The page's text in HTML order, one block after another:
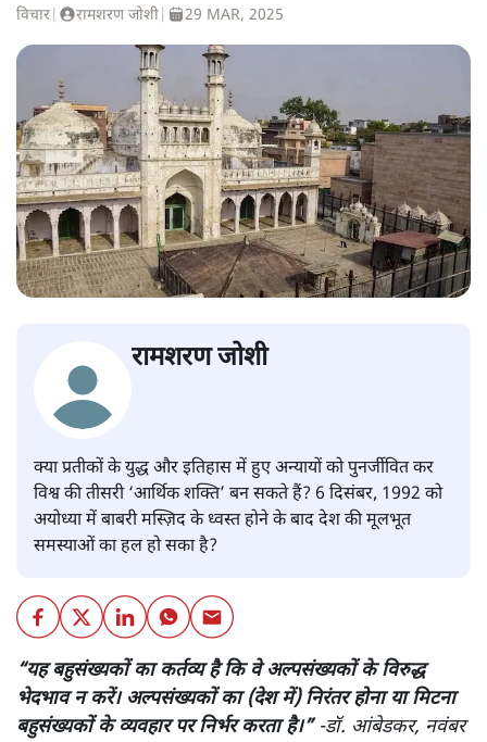
विचार रामशरण जोशी 29 MAR, 2025
रामशरण जोशी
क्या प्रतीकों के युद्ध और इतिहास में हुए अन्यायों को पुनर्जीवित कर
विश्व की तीसरी ‘आर्थिक शक्ति’ बन सकते हैं? 6 दिसंबर, 1992 को
अयोध्या में बाबरी मस्ज़िद के ध्वस्त होने के बाद देश की मूलभूत
समस्याओं का हल हो सका है?
“यह बहुसंख्यकों का कर्तव्य है कि वे अल्पसंख्यकों के विरुद्ध
भेदभाव न करें। अल्पसंख्यकों का (देश में) निरंतर होना या मिटना
बहुसंख्यकों के व्यवहार पर निर्भर करता है।”-डॉ. आंबेडकर, नवंबर